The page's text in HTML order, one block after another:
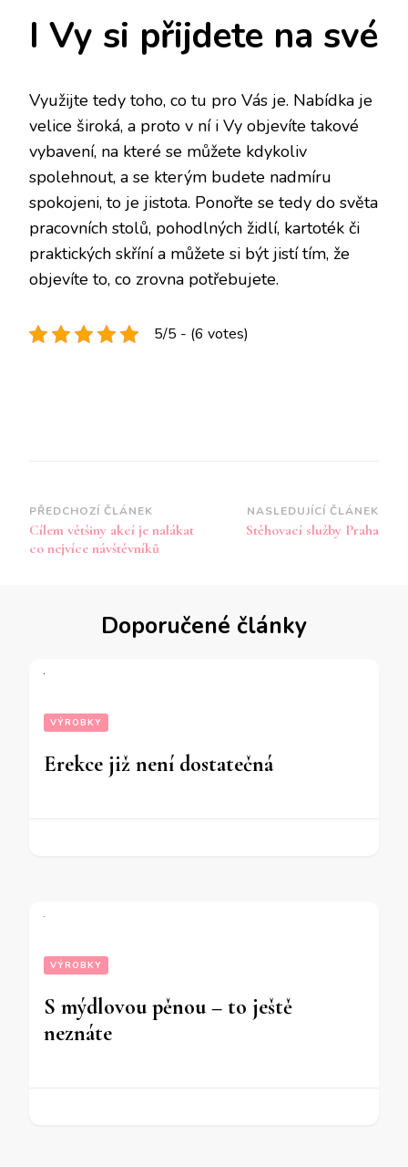
I Vy si přijdete na své
Využijte tedy toho, co tu pro Vás je. Nabídka je
velice široká, a proto v ní i Vy objevíte takové
vybavení, na které se můžete kdykoliv
spolehnout, a se kterým budete nadmíru
spokojeni, to je jistota. Ponořte se tedy do světa
pracovních stolů, pohodlných židlí, kartoték či
praktických skříní a můžete si být jistí tím, že
objevíte to, co zrovna potřebujete.
5/5 - (6 votes)
Navigace
příspěvku
PŘEDCHOZÍ ČLÁNEK
Cílem většiny akcí je nalákat
co nejvíce návštěvníků
NASLEDUJÍCÍ ČLÁNEK
Stěhovací služby Praha
Doporučené články
VÝROBKY
Erekce již není dostatečná
VÝROBKY
S mýdlovou pěnou – to ještě
neznáte